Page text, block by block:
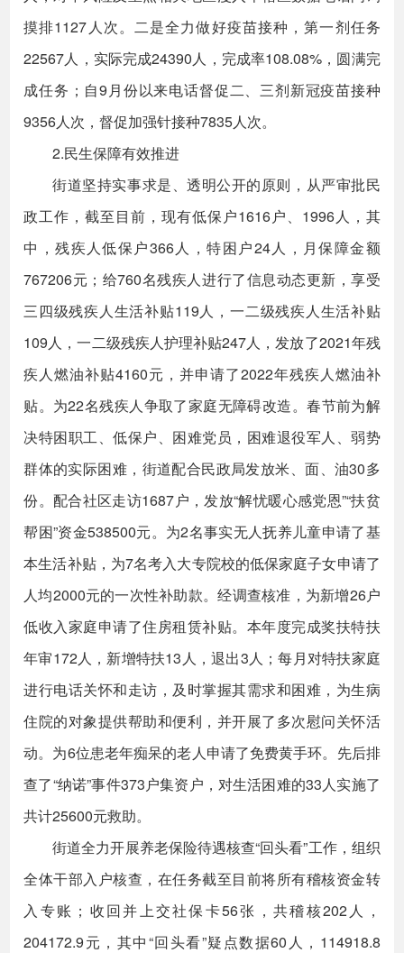
摸排1127人次。二是全力做好疫苗接种，第一剂任务
22567人，实际完成24390人，完成率108.08%，圆满完
成任务；自9月份以来电话督促二、三剂新冠疫苗接种
9356人次，督促加强针接种7835人次。
2.民生保障有效推进
街道坚持实事求是、透明公开的原则，从严审批民
政工作，截至目前，现有低保户1616户、1996人，其
中，残疾人低保户366人，特困户24人，月保障金额
767206元；给760名残疾人进行了信息动态更新，享受
三四级残疾人生活补贴119人，一二级残疾人生活补贴
109人，一二级残疾人护理补贴247人，发放了2021年残
疾人燃油补贴4160元，并申请了2022年残疾人燃油补
贴。为22名残疾人争取了家庭无障碍改造。春节前为解
决特困职工、低保户、困难党员，困难退役军人、弱势
群体的实际困难，街道配合民政局发放米、面、油30多
份。配合社区走访1687户，发放“解忧暖心感党恩”“扶贫
帮困”资金538500元。为2名事实无人抚养儿童申请了基
本生活补贴，为7名考入大专院校的低保家庭子女申请了
人均2000元的一次性补助款。经调查核准，为新增26户
低收入家庭申请了住房租赁补贴。本年度完成奖扶特扶
年审172人，新增特扶13人，退出3人；每月对特扶家庭
进行电话关怀和走访，及时掌握其需求和困难，为生病
住院的对象提供帮助和便利，并开展了多次慰问关怀活
动。为6位患老年痴呆的老人申请了免费黄手环。先后排
查了“纳诺”事件373户集资户，对生活困难的33人实施了
共计25600元救助。
街道全力开展养老保险待遇核查“回头看”工作，组织
全体干部入户核查，在任务截至目前将所有稽核资金转
入专账；收回并上交社保卡56张，共稽核202人，
204172.9元，其中“回头看”疑点数据60人，114918.8